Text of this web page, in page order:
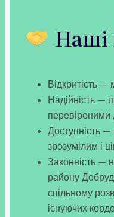
Відкритість —
Надійність —
Доступність
зрозумілим і
Законність —
району
спільному
існуючих